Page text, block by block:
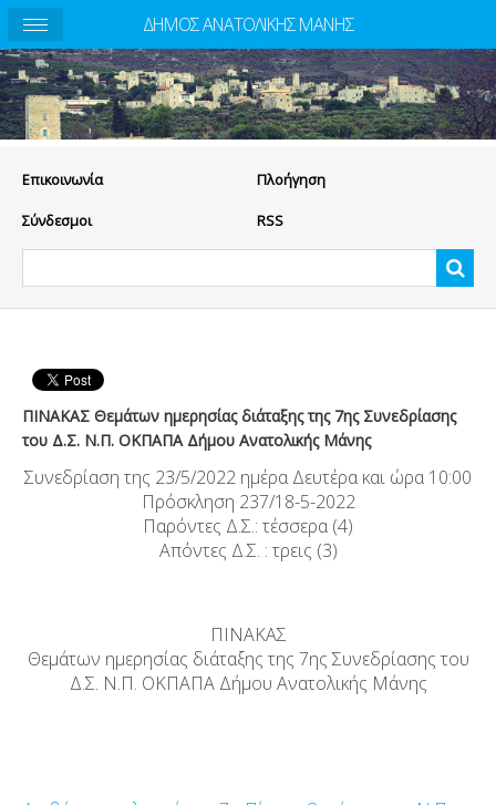
Eπικοινωνία Πλοήγηση
Σύνδεσμοι RSS
ΠΙΝΑΚΑΣ Θεμάτων ημερησίας διάταξης της 7ης Συνεδρίασης
του Δ.Σ. Ν.Π. ΟΚΠΑΠΑ Δήμου Ανατολικής Μάνης
Συνεδρίαση της 23/5/2022 ημέρα Δευτέρα και ώρα 10:00
Πρόσκληση 237/18-5-2022
Παρόντες Δ.Σ.: τέσσερα (4)
Απόντες Δ.Σ. : τρεις (3)
ΠΙΝΑΚΑΣ
Θεμάτων ημερησίας διάταξης της 7ης Συνεδρίασης του
Δ.Σ. Ν.Π. ΟΚΠΑΠΑ Δήμου Ανατολικής Μάνης
ΔΗΜΟΣ ΑΝΑΤΟΛΙΚΗΣ ΜΑΝΗΣ